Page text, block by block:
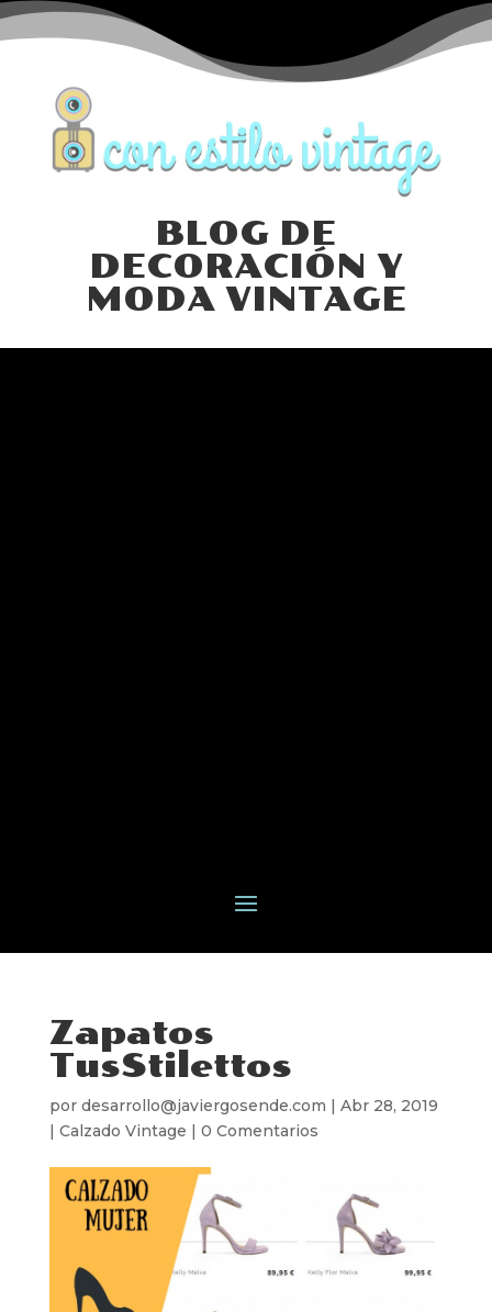
BLOG DE
DECORACIÓN Y
MODA VINTAGE
Zapatos
TusStilettos
por desarrollo@javiergosende.com | Abr 28, 2019
| Calzado Vintage | 0 Comentarios